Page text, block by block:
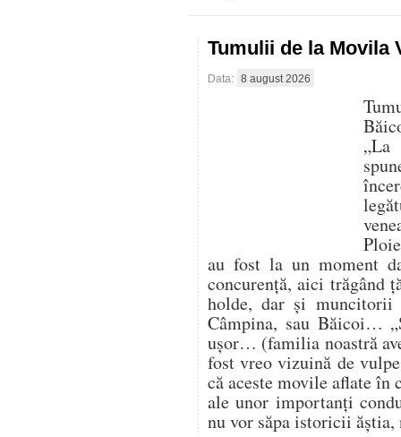
Tumulii de la
Data: 8 august 2026
au fost la un moment
concurență, aici trăgând
holde, dar și muncitorii
Câmpina, sau Băicoi…
ușor… (familia noastră
fost vreo vizuină de
că aceste movile aflate
ale unor importanți
nu vor săpa istoricii